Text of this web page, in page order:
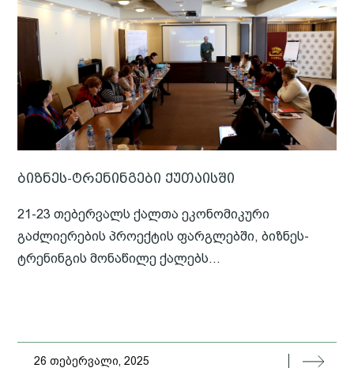
ბიზნეს-ტრენინგები ქუთაისში
21-23 თებერვალს ქალთა ეკონომიკური
გაძლიერების პროექტის ფარგლებში, ბიზნეს-
ტრენინგის მონაწილე ქალებს...
26 თებერვალი, 2025